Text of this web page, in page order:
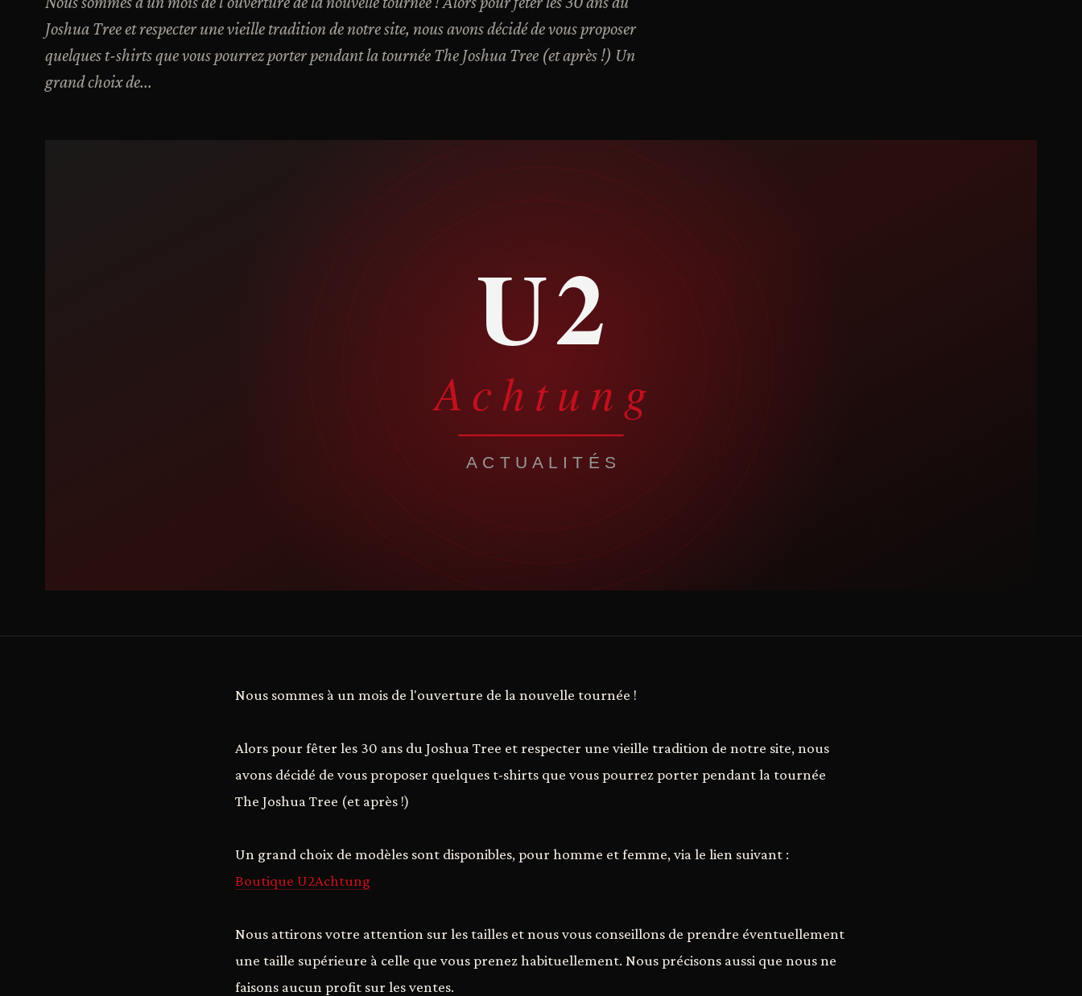
Joshua Tree et respecter une vieille tradition de notre site, nous avons décidé de vous proposer
quelques t-shirts que vous pourrez porter pendant la tournée The Joshua Tree (et après !) Un
grand choix de...
Nous sommes à un mois de l'ouverture de la nouvelle tournée !
Alors pour fêter les 30 ans du Joshua Tree et respecter une vieille tradition de notre site, nous
avons décidé de vous proposer quelques t-shirts que vous pourrez porter pendant la tournée
The Joshua Tree (et après !)
Un grand choix de modèles sont disponibles, pour homme et femme, via le lien suivant :
Boutique U2Achtung
Nous attirons votre attention sur les tailles et nous vous conseillons de prendre éventuellement
une taille supérieure à celle que vous prenez habituellement. Nous précisons aussi que nous ne
faisons aucun profit sur les ventes.